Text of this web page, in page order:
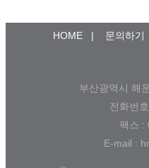
HOME | 문의하기
부산광역시 해
전화번
팩스 :
E-mail :